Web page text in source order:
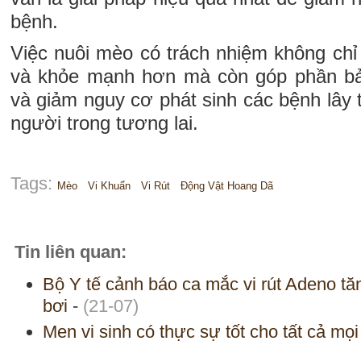
bệnh.
Việc nuôi mèo có trách nhiệm không
và khỏe mạnh hơn mà còn góp phần
và giảm nguy cơ phát sinh các bệnh
người trong tương lai.
Tags: Mèo Vi Khuẩn Vi Rút Động Vật Hoang Dã
Tin liên quan:
Bộ Y tế cảnh báo ca mắc vi rút Adeno
bơi - (21-07)
Men vi sinh có thực sự tốt cho tất cả